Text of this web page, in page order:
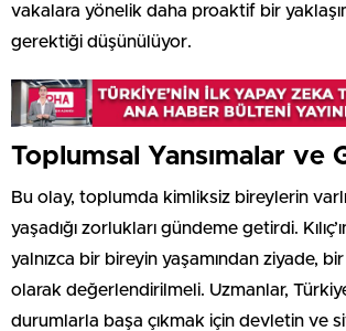
vakalara yönelik daha proaktif bir
gerektiği düşünülüyor.
Toplumsal Yansımalar ve
Bu olay, toplumda kimliksiz bireylerin
yaşadığı zorlukları gündeme getirdi.
yalnızca bir bireyin yaşamından ziyade,
olarak değerlendirilmeli. Uzmanlar,
durumlarla başa çıkmak için devletin ve